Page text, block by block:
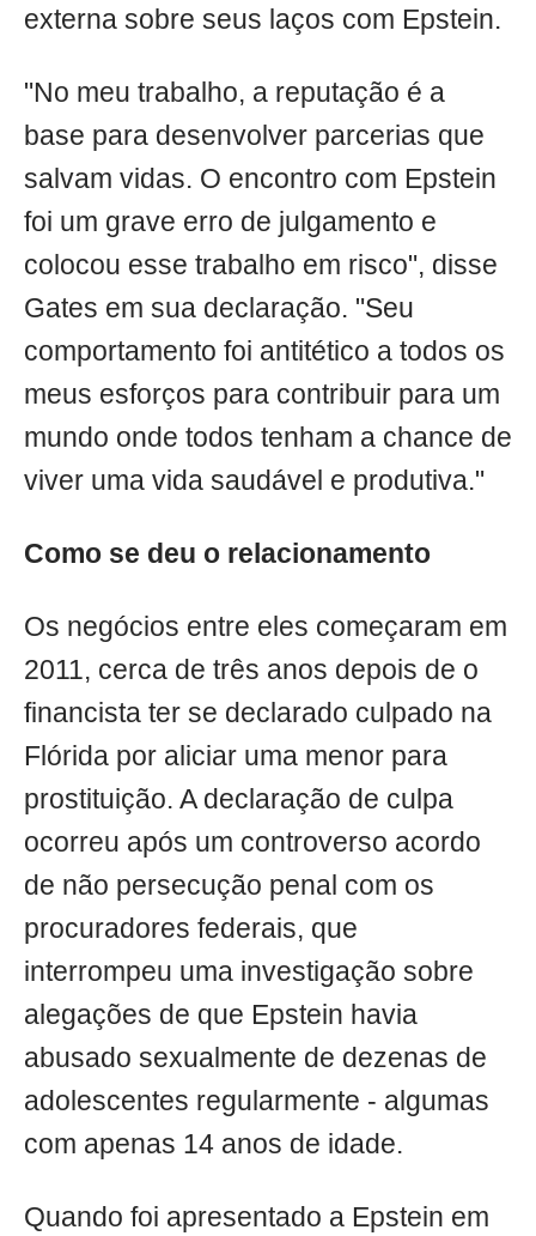
externa sobre seus laços com Epstein.
"No meu trabalho, a reputação é a
base para desenvolver parcerias que
salvam vidas. O encontro com Epstein
foi um grave erro de julgamento e
colocou esse trabalho em risco", disse
Gates em sua declaração. "Seu
comportamento foi antitético a todos os
meus esforços para contribuir para um
mundo onde todos tenham a chance de
viver uma vida saudável e produtiva."
Como se deu o relacionamento
Os negócios entre eles começaram em
2011, cerca de três anos depois de o
financista ter se declarado culpado na
Flórida por aliciar uma menor para
prostituição. A declaração de culpa
ocorreu após um controverso acordo
de não persecução penal com os
procuradores federais, que
interrompeu uma investigação sobre
alegações de que Epstein havia
abusado sexualmente de dezenas de
adolescentes regularmente - algumas
com apenas 14 anos de idade.
Quando foi apresentado a Epstein em